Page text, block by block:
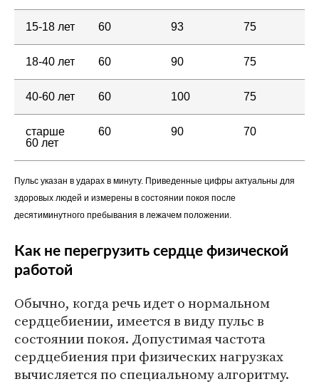
15-18 лет 60 93 75
18-40 лет 60 90 75
40-60 лет 60 100 75
стар­ше
60 лет
60 90 70
Пульс указан в ударах в минуту. Приведенные цифры актуальны для
здоровых людей и измерены в состоянии покоя после
десятиминутного пребывания в лежачем положении.
Как не перегрузить сердце физической
работой
Обычно, когда речь идет о нормальном
сердцебиении, имеется в виду пульс в
состоянии покоя. Допустимая частота
сердцебиения при физических нагрузках
вычисляется по специальному алгоритму.